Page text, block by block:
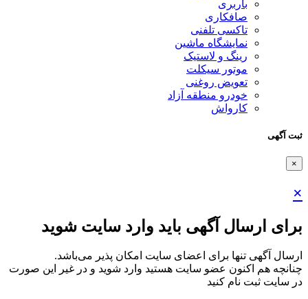
باربری
صافکاری
تاکسی تلفنی
نمایشگاه ماشین
رینگ و لاستیک
موتور سیکلت
تعویض روغنی
خودرو منطقه آزاد
کارواش
ثبت آگهی
×
×
برای ارسال آگهی باید وارد سایت شوید
ارسال آگهی تنها برای اعضای سایت امکان پذیر می‌باشد.
چنانچه هم‌ اکنون عضو سایت هستید وارد شوید و در غیر این صورت
در سایت ثبت نام کنید